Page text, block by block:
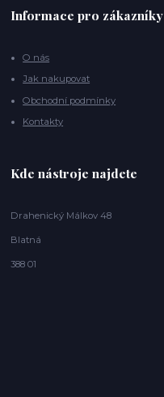
Informace pro zákazníky
O nás
Jak nakupovat
Obchodní podmínky
Kontakty
Kde nástroje najdete
Drahenický Málkov 48
Blatná
388 01